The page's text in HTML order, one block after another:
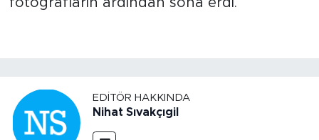
EDITÖR HAKKINDA
Nihat Sıvakçıgil